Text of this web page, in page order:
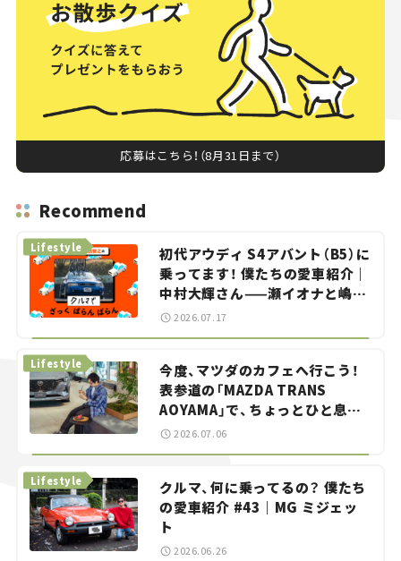
応募はこちら！（8月31日まで）
Recommend
初代アウディ S4アバント（B5）に
乗ってます！ 僕たちの愛車紹介｜
中村大輝さん——瀬イオナと嶋田
智之の「クルマでざっくばらんば
Lifestyle
2026.07.17
今度、マツダのカフェへ行こう！
表参道の「MAZDA TRANS
AOYAMA」で、ちょっとひと息。
——連載｜CCGとクルマでどうす
る？＜第13回＞
Lifestyle
2026.07.06
クルマ、何に乗ってるの？ 僕たち
の愛車紹介 #43｜MG ミジェッ
ト
Lifestyle
2026.06.26